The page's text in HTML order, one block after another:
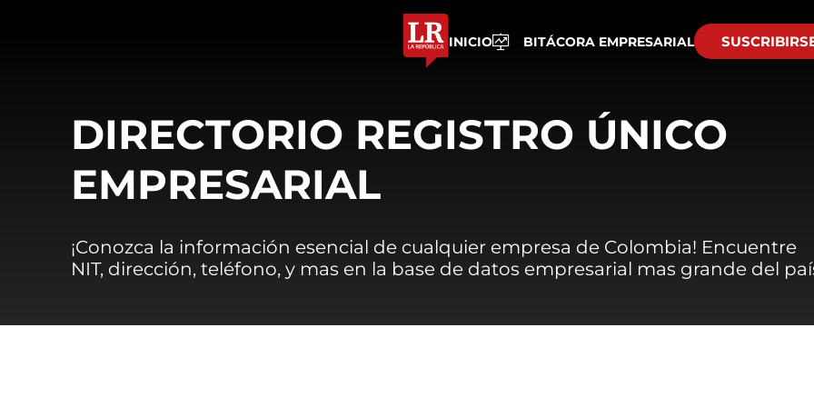
INICIO BITÁCORA EMPRESARIAL
DIRECTORIO REGISTRO ÚNICO
EMPRESARIAL
¡Conozca la información esencial de cualquier empresa de Colombia! Encuentre
NIT, dirección, teléfono, y mas en la base de datos empresarial mas grande del